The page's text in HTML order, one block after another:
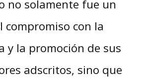
no solamente fue un
compromiso con la
y la promoción de sus
adscritos, sino que